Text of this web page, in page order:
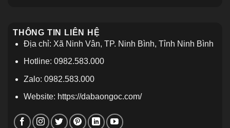
THÔNG TIN LIÊN HỆ
Địa chỉ: Xã Ninh Vân, TP. Ninh Bình, Tỉnh Ninh Bình
Hotline: 0982.583.000
Zalo: 0982.583.000
Website: https://dabaongoc.com/